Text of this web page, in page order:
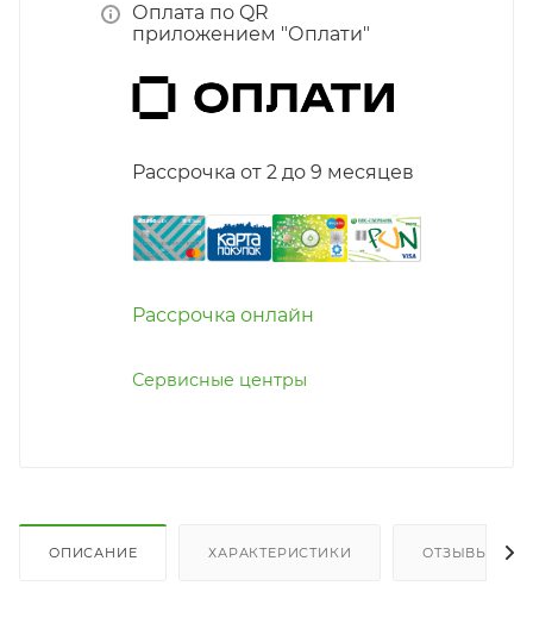
Оплата по QR
приложением "Оплати"
Рассрочка от 2 до 9 месяцев
Рассрочка онлайн
Сервисные центры
ОПИСАНИЕ ХАРАКТЕРИСТИКИ ОТЗЫВЫ